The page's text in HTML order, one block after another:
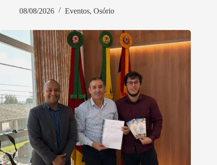
08/08/2026
Eventos, Osório